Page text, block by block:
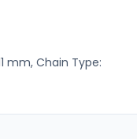
mm, Chain Type: